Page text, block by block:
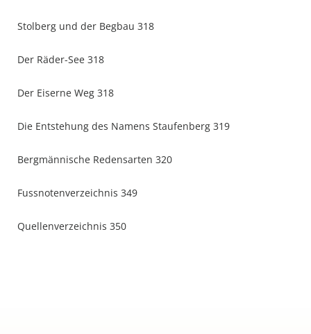
Stolberg und der Begbau 318
Der Räder-See 318
Der Eiserne Weg 318
Die Entstehung des Namens Staufenberg 319
Bergmännische Redensarten 320
Fussnotenverzeichnis 349
Quellenverzeichnis 350